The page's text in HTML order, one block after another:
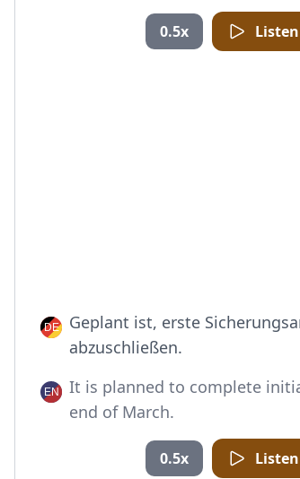
0.5x Listen
Geplant ist, erste
abzuschließen.
It is planned to complete
end of March.
0.5x Listen